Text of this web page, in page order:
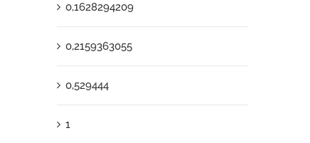
0,1628294209
0,2159363055
0,529444
1